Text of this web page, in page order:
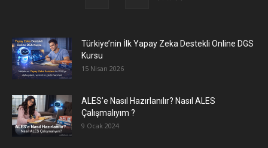
Türkiye’nin İlk Yapay Zeka Destekli Online DGS
Kursu
15 Nisan 2026
ALES’e Nasıl Hazırlanılır? Nasıl ALES
Çalışmalıyım ?
9 Ocak 2024